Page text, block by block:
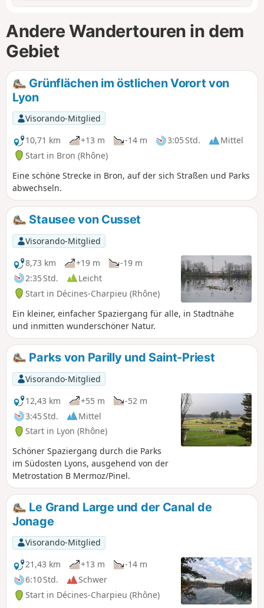
Andere Wandertouren in dem
Gebiet
Grünflächen im östlichen Vorort von
Lyon
Visorando-Mitglied
10,71 km
+13 m -14 m 3:05 Std.
Mittel
Start in Bron (Rhône)
Eine schöne Strecke in Bron, auf der sich Straßen und Parks
abwechseln.
Stausee von Cusset
Visorando-Mitglied
8,73 km
+19 m
-19 m
2:35 Std.
Leicht
Start in Décines-Charpieu (Rhône)
Ein kleiner, einfacher Spaziergang für alle, in Stadtnähe
und inmitten wunderschöner Natur.
Parks von Parilly und Saint-Priest
Visorando-Mitglied
12,43 km
+55 m
-52 m
3:45 Std.
Mittel
Start in Lyon (Rhône)
Schöner Spaziergang durch die Parks
im Südosten Lyons, ausgehend von der
Metrostation B Mermoz/Pinel.
Le Grand Large und der Canal de
Jonage
Visorando-Mitglied
21,43 km
+13 m
-14 m
6:10 Std.
Schwer
Start in Décines-Charpieu (Rhône)